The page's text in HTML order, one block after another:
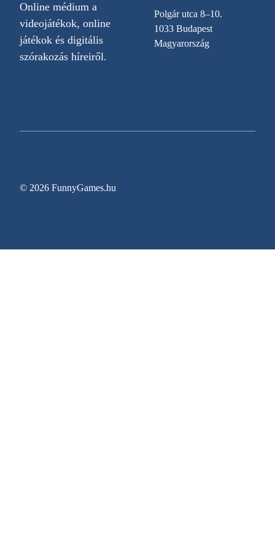
Online médium a
videojátékok, online
játékok és digitális
szórakozás híreiről.
Polgár utca 8–10.
1033 Budapest
Magyarország
© 2026 FunnyGames.hu
Adatvédelem